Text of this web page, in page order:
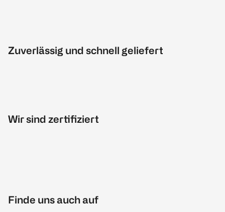
Zuverlässig und schnell geliefert
Wir sind zertifiziert
Finde uns auch auf